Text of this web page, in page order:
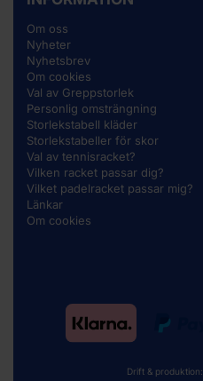
Om oss
Nyheter
Nyhetsbrev
Om cookies
Val av Greppstorlek
Personlig omsträngning
Storlekstabell kläder
Storlekstabeller för skor
Val av tennisracket?
Vilken racket passar dig?
Vilket padelracket passar mig?
Länkar
Om cookies
Drift & produktion: